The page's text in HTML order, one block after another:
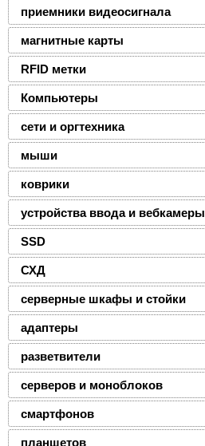
приемники видеосигнала
магнитные карты
RFID метки
Компьютеры
сети и оргтехника
мыши
коврики
устройства ввода и вебкамеры
SSD
СХД
серверные шкафы и стойки
адаптеры
разветвители
серверов и моноблоков
смартфонов
планшетов